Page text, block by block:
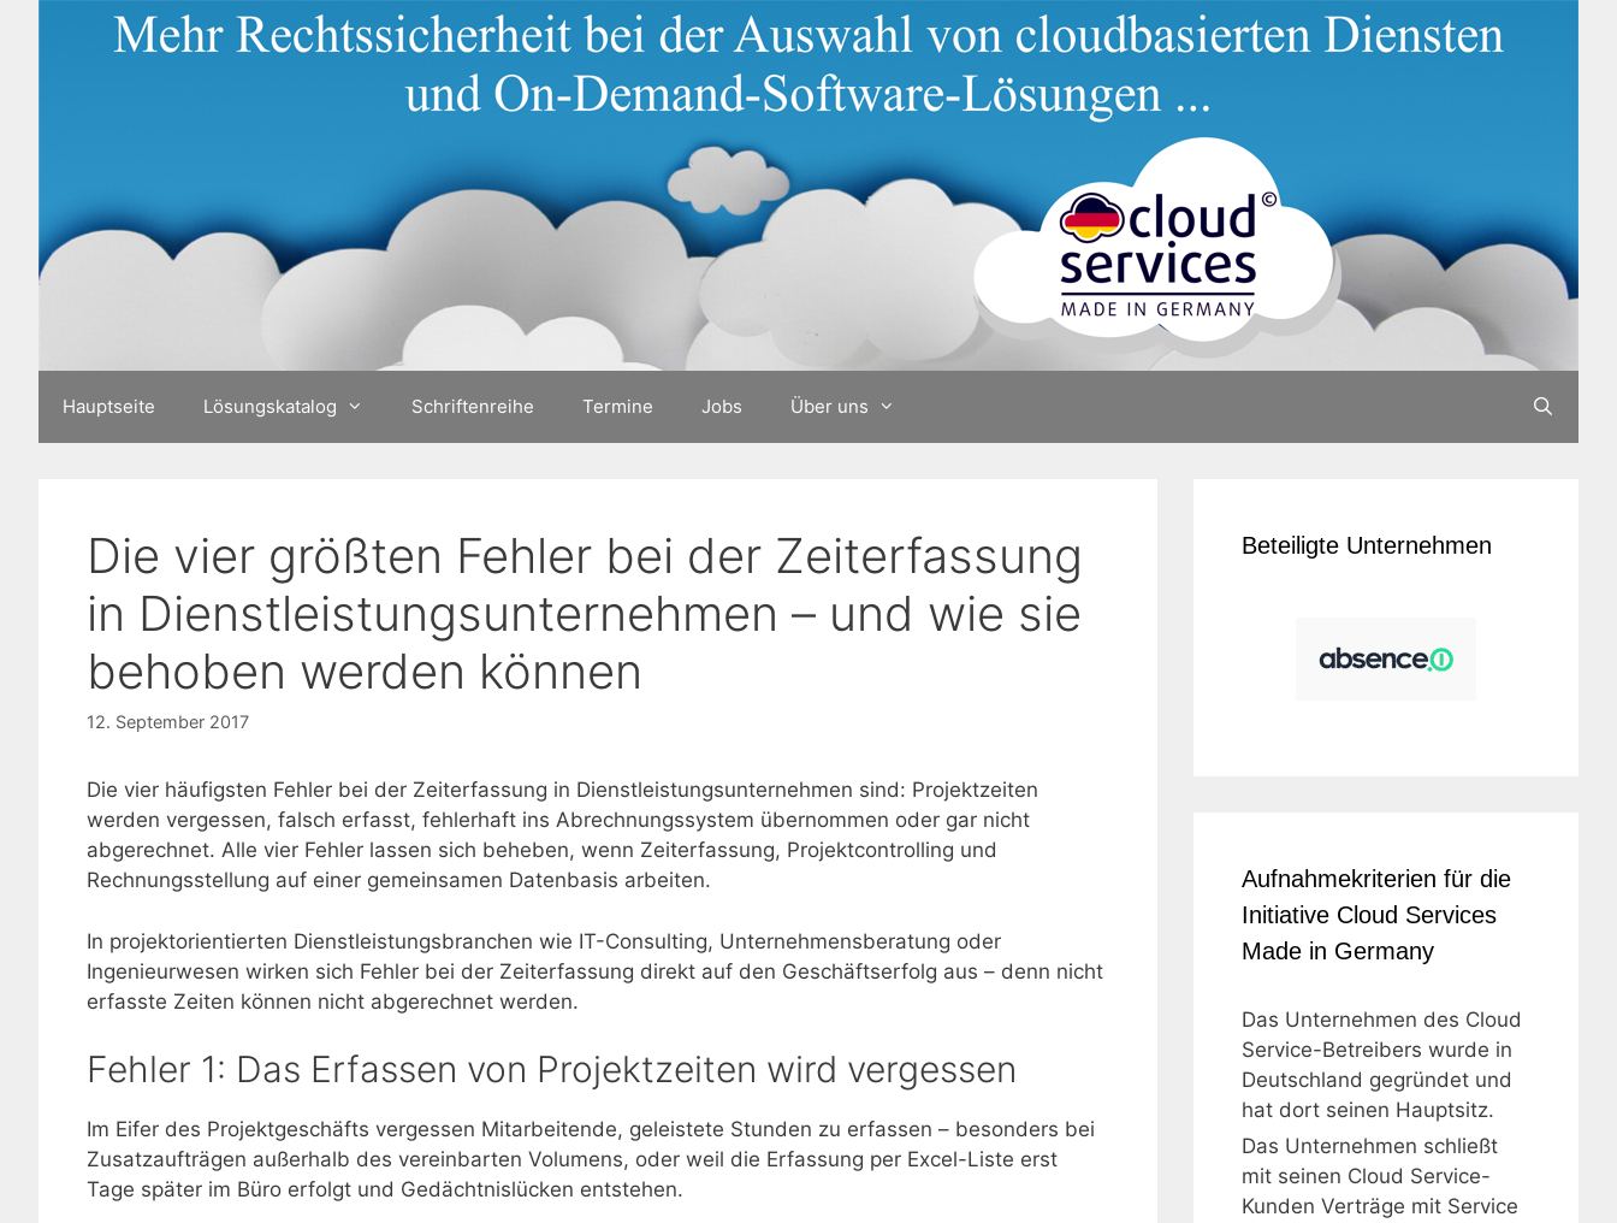
Hauptseite Lösungskatalog Schriftenreihe Termine Jobs Über uns
Die vier größten Fehler bei der Zeiterfassung
in Dienstleistungsunternehmen – und wie sie
behoben werden können
12. September 2017
Die vier häufigsten Fehler bei der Zeiterfassung in Dienstleistungsunternehmen sind: Projektzeiten
werden vergessen, falsch erfasst, fehlerhaft ins Abrechnungssystem übernommen oder gar nicht
abgerechnet. Alle vier Fehler lassen sich beheben, wenn Zeiterfassung, Projektcontrolling und
Rechnungsstellung auf einer gemeinsamen Datenbasis arbeiten.
In projektorientierten Dienstleistungsbranchen wie IT-Consulting, Unternehmensberatung oder
Ingenieurwesen wirken sich Fehler bei der Zeiterfassung direkt auf den Geschäftserfolg aus – denn nicht
erfasste Zeiten können nicht abgerechnet werden.
Fehler 1: Das Erfassen von Projektzeiten wird vergessen
Im Eifer des Projektgeschäfts vergessen Mitarbeitende, geleistete Stunden zu erfassen – besonders bei
Zusatzaufträgen außerhalb des vereinbarten Volumens, oder weil die Erfassung per Excel-Liste erst
Tage später im Büro erfolgt und Gedächtnislücken entstehen.
Beteiligte Unternehmen
Aufnahmekriterien für die
Initiative Cloud Services
Made in Germany
Das Unternehmen des Cloud
Service-Betreibers wurde in
Deutschland gegründet und
hat dort seinen Hauptsitz.
Das Unternehmen schließt
mit seinen Cloud Service-
Kunden Verträge mit Service